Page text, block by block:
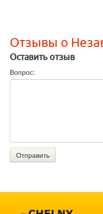
Отзывы о
Оставить отзыв
Вопрос:
Отправить